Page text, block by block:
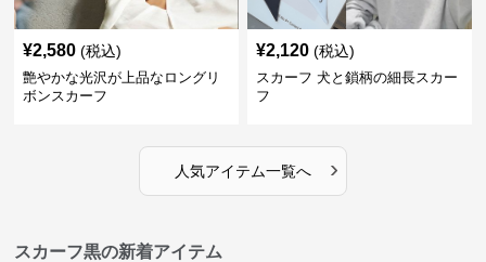
¥2,580 (税込)
艶やかな光沢が上品なロングリ
ボンスカーフ
¥2,120 (税込)
スカーフ 犬と鎖柄の細長スカー
フ
人気アイテム一覧へ ›
スカーフ黒の新着アイテム